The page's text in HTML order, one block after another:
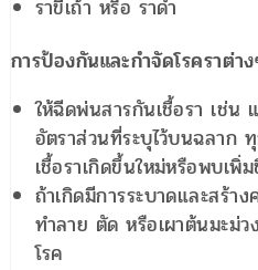
ราขี้เถ้า หรือ ราดำ
การป้องกันและกำจัดโรคราต่า
ให้ฉีดพ่นสารกันเชื้อรา เช่น
อัตราส่วนที่ระบุไว้บนฉลาก
เชื้อราเกิดขึ้นใหม่หรือพบเพิ่
ถ้าเกิดมีการระบาดและสร้า
ทำลาย ตัด หรือเผาต้นมะม่
โรค